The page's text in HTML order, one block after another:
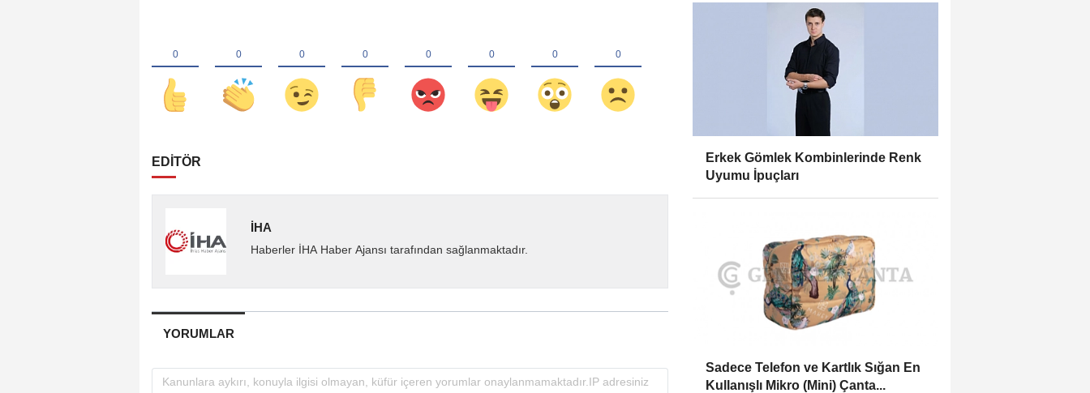
EDİTÖR
İHA
Haberler İHA Haber Ajansı tarafından sağlanmaktadır.
YORUMLAR
Erkek Gömlek Kombinlerinde Renk
Uyumu İpuçları
Sadece Telefon ve Kartlık Sığan En
Kullanışlı Mikro (Mini) Çanta...